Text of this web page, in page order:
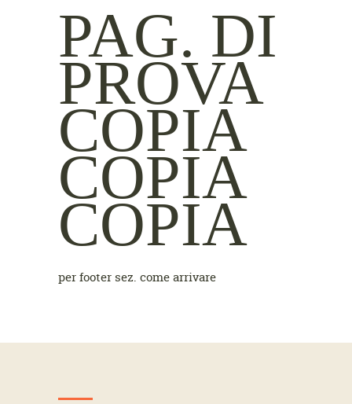
PAG. DI
PROVA
COPIA
COPIA
COPIA
per footer sez. come arrivare